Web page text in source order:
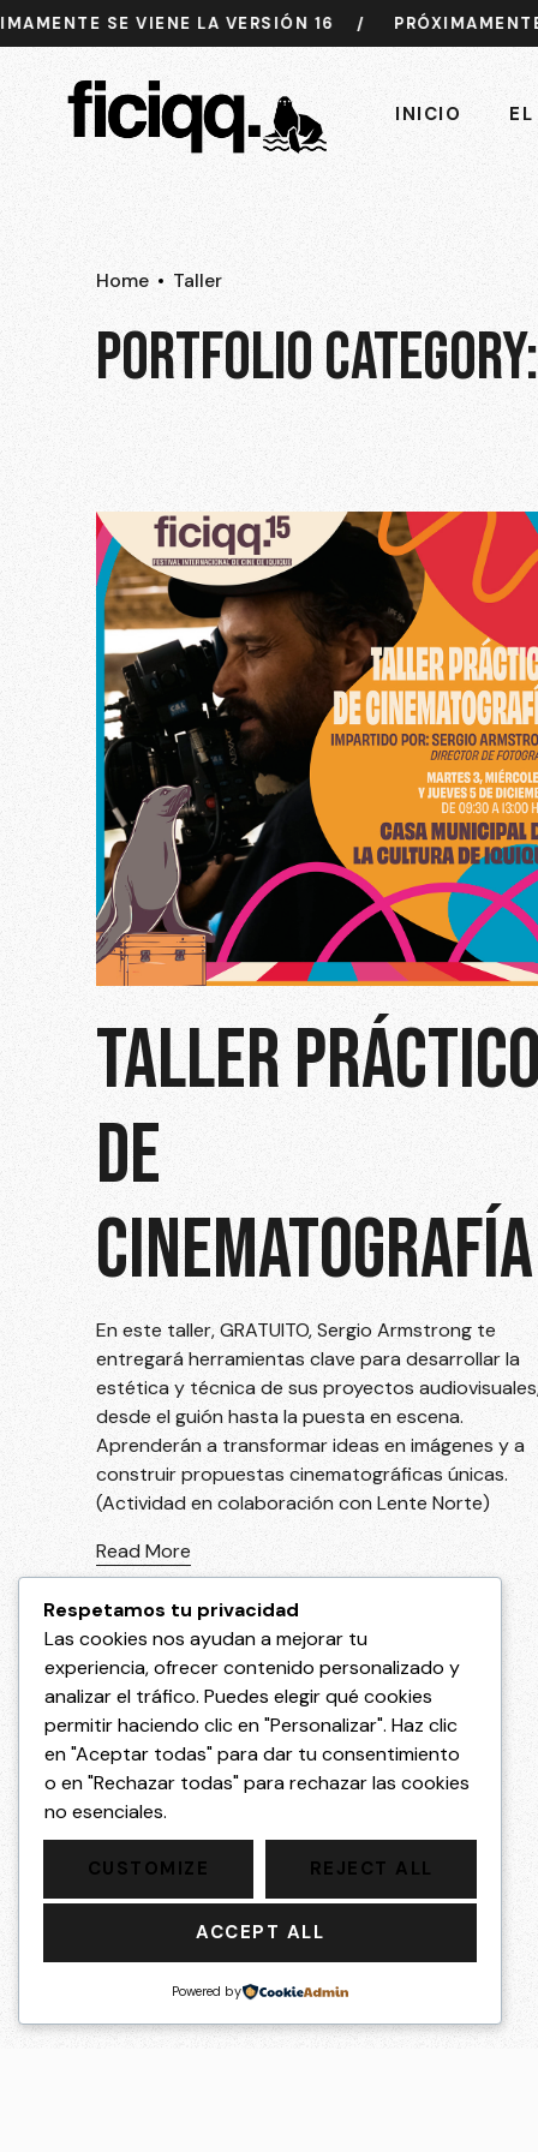
SE VIENE LA VERSIÓN 16 / PRÓXIMAMENTE
INICIO
Home Taller
PORTFOLIO
TALLER
DE
CINEMATOGRAFÍA
En este taller, GRATUITO, Sergio Armstrong te
entregará herramientas clave para desarrollar la
estética y técnica de sus proyectos
desde el guión hasta la puesta en escena.
Aprenderán a transformar ideas en imágenes y a
construir propuestas cinematográficas únicas.
(Actividad en colaboración con Lente Norte)
Read More
Respetamos tu privacidad
Las cookies nos ayudan a mejorar tu
experiencia, ofrecer contenido personalizado y
analizar el tráfico. Puedes elegir qué cookies
permitir haciendo clic en "Personalizar". Haz clic
en "Aceptar todas" para dar tu consentimiento
o en "Rechazar todas" para rechazar las cookies
no esenciales.
CUSTOMIZE REJECT ALL
ACCEPT ALL
Powered by